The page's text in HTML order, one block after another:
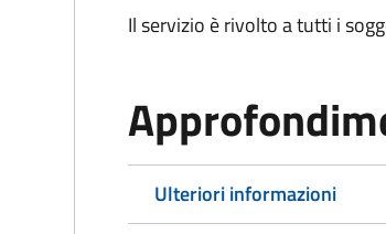
Il servizio è rivolto a tutti i
Ulteriori informazioni